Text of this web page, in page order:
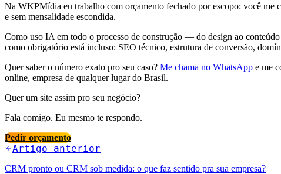
Na WKPMídia eu trabalho com orçamento fechado por escopo: você me
e sem mensalidade escondida.
Como uso IA em todo o processo de construção — do design ao
como obrigatório está incluso: SEO técnico, estrutura de conversão,
Quer saber o número exato pro seu caso? Me chama no WhatsApp e me
online, empresa de qualquer lugar do Brasil.
Quer um site assim pro seu negócio?
Fala comigo. Eu mesmo te respondo.
Pedir orçamento
Artigo anterior
CRM pronto ou CRM sob medida: o que faz sentido pra sua empresa?